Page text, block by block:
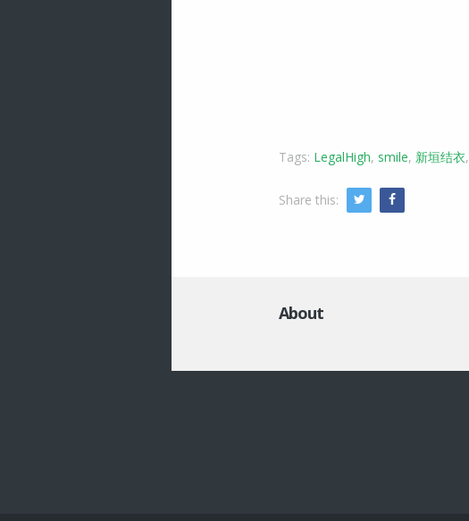
Tags: LegalHigh, smile, 新垣结衣,
Share this: Twitter
About